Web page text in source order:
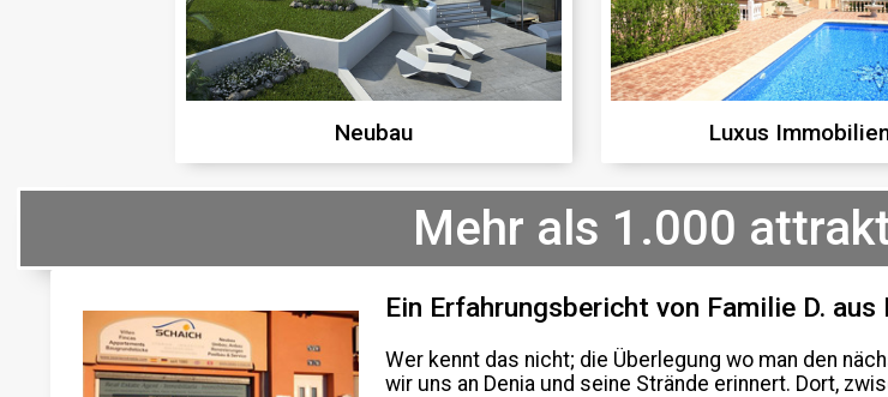
Neubau Luxus
Mehr als 1.000
Ein Erfahrungsbericht von Familie D. aus
Wer kennt das nicht; die Überlegung wo man den
wir uns an Denia und seine Strände erinnert. Dort,